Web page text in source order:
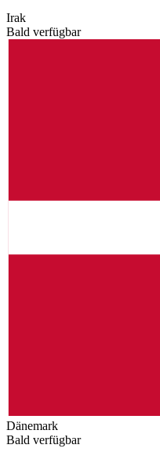
Irak
Bald verfügbar
Dänemark
Bald verfügbar